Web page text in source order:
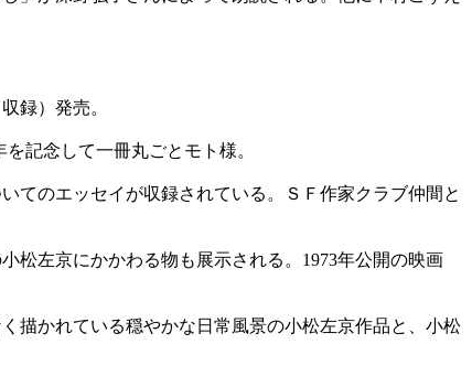
録）発売。
を記念して一冊丸ごとモト様。
のエッセイが収録されている。ＳＦ作家クラブ仲間と
左京にかかわる物も展示される。1973年公開の映画
描かれている穏やかな日常風景の小松左京作品と、小松